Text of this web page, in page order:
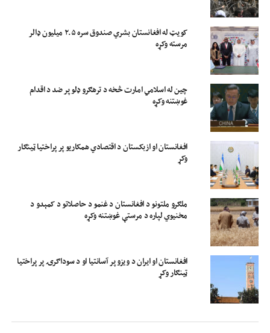
کویټ له افغانستان بشري صندوق سره ۲.۵ میلیون ډالر
مرسته وکړه
چین له اسلامي امارت څخه د ترهګرو ډلو پر ضد د اقدام
غوښتنه وکړه
افغانستان او ازبکستان د اقتصادي همکاریو پر پراختیا ټینګار
وکړ
ملګرو ملتونو د افغانستان د غنمو د حاصلاتو د کمېدو د
مخنیوي لپاره د مرستې غوښتنه وکړه
افغانستان او ایران د ویزو پر آسانتیا او د سوداګرۍ پر پراختیا
ټینګار وکړ